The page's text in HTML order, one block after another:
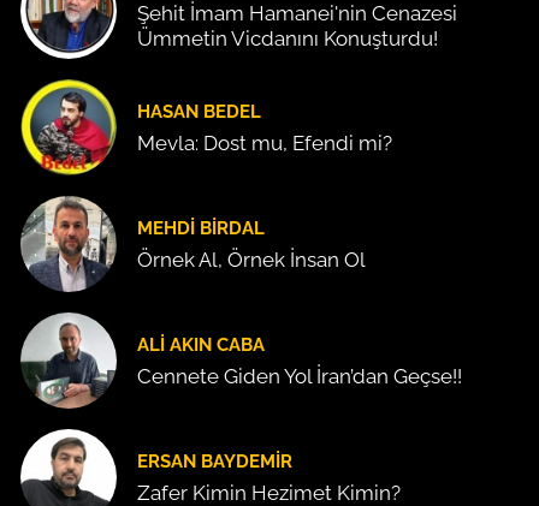
Şehit İmam Hamanei'nin Cenazesi
Ümmetin Vicdanını Konuşturdu!
HASAN BEDEL
Mevla: Dost mu, Efendi mi?
MEHDI BIRDAL
Örnek Al, Örnek İnsan Ol
ALI AKIN CABA
Cennete Giden Yol İran’dan Geçse!!
ERSAN BAYDEMIR
Zafer Kimin Hezimet Kimin?